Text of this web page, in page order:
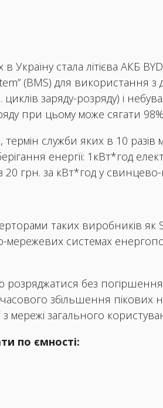
стала літієва АКБ BYD
(BMS) для використання
заряду-розряду) і
при цьому може сягати
служби яких в 10 разів
енергії: 1кВт*год
грн. за кВт*год у
таких виробників як
системах
розряджатися без
збільшення пікових
з мережі загального
по ємності: